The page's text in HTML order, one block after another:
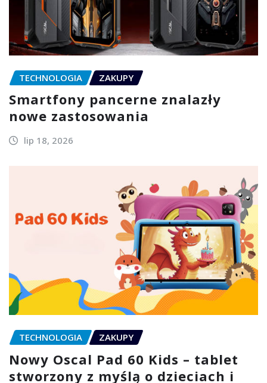
TECHNOLOGIA ZAKUPY
Smartfony pancerne znalazły
nowe zastosowania
lip 18, 2026
TECHNOLOGIA ZAKUPY
Nowy Oscal Pad 60 Kids – tablet
stworzony z myślą o dzieciach i